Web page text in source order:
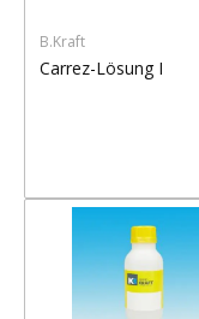
B.Kraft
Carrez-Lösung I